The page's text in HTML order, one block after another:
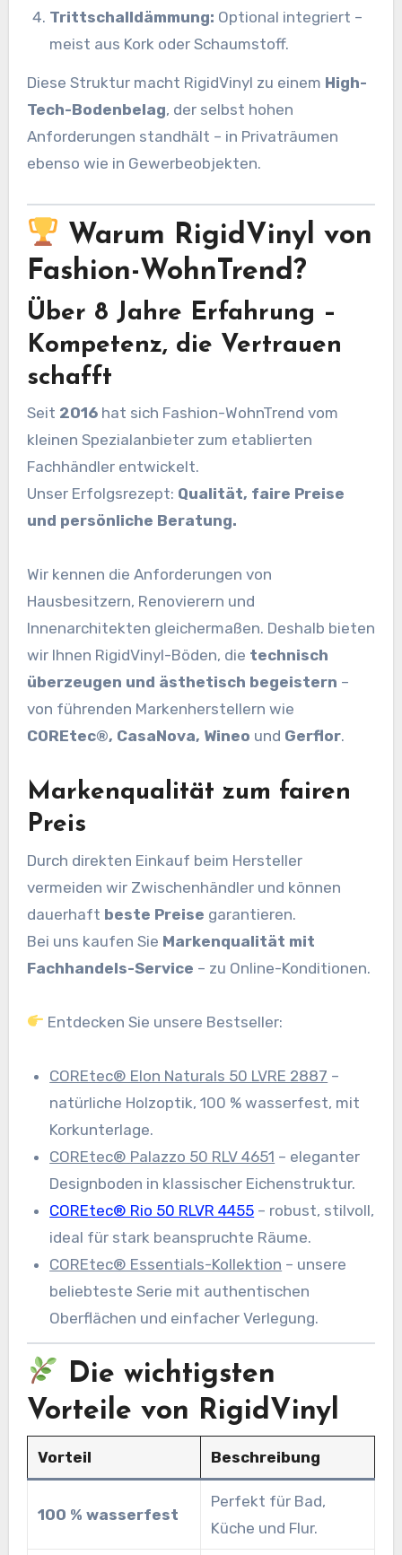
Trittschalldämmung: Optional integriert –
meist aus Kork oder Schaumstoff.
Diese Struktur macht RigidVinyl zu einem High-
Tech-Bodenbelag, der selbst hohen
Anforderungen standhält – in Privaträumen
ebenso wie in Gewerbeobjekten.
Warum RigidVinyl von
Fashion-WohnTrend?
Über 8 Jahre Erfahrung –
Kompetenz, die Vertrauen
schafft
Seit 2016hat sich Fashion-WohnTrend vom
kleinen Spezialanbieter zum etablierten
Fachhändler entwickelt.
Unser Erfolgsrezept: Qualität, faire Preise
und persönliche Beratung.
Wir kennen die Anforderungen von
Hausbesitzern, Renovierern und
Innenarchitekten gleichermaßen. Deshalb bieten
wir Ihnen RigidVinyl-Böden, die technisch
überzeugen und ästhetisch begeistern –
von führenden Markenherstellern wie
COREtec®, CasaNova, Wineo und Gerflor.
Markenqualität zum fairen
Preis
Durch direkten Einkauf beim Hersteller
vermeiden wir Zwischenhändler und können
dauerhaft beste Preise garantieren.
Bei uns kaufen Sie Markenqualität mit
Fachhandels-Service – zu Online-Konditionen.
Entdecken Sie unsere Bestseller:
COREtec® Elon Naturals 50 LVRE 2887 –
natürliche Holzoptik, 100 % wasserfest, mit
Korkunterlage.
COREtec® Palazzo 50 RLV 4651 – eleganter
Designboden in klassischer Eichenstruktur.
COREtec® Rio 50 RLVR 4455 – robust, stilvoll,
ideal für stark beanspruchte Räume.
COREtec® Essentials-Kollektion – unsere
beliebteste Serie mit authentischen
Oberflächen und einfacher Verlegung.
Die wichtigsten
Vorteile von RigidVinyl
Vorteil Beschreibung
100 % wasserfest
Perfekt für Bad,
Küche und Flur.